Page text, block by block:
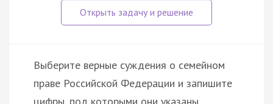
Выберите верные суждения о семейном
праве Российской Федерации и запишите
цифры, под которыми они указаны.